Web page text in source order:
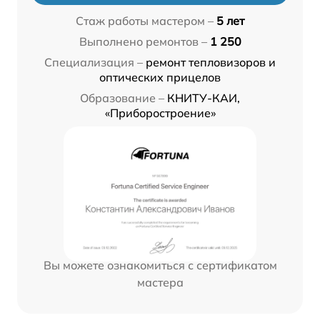
Стаж работы мастером – 5 лет
Выполнено ремонтов – 1 250
Специализация – ремонт тепловизоров и
оптических прицелов
Образование – КНИТУ-КАИ,
«Приборостроение»
Вы можете ознакомиться с сертификатом
мастера